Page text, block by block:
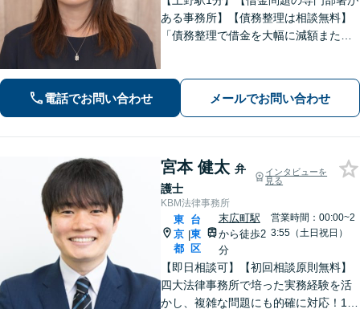
ある事務所】【債務整理は相談無料】
「債務整理で借金を大幅に減額または
さまに代わって全力で交渉し、賠償金
アップを目指します！」【休日・夜間
電話でお問い合わせ メールでお問い合わせ
宮本 健太 弁
護士
インタビューを
見る
KBM法律事務所
東
京
都
|
台
東
区
末広町駅
から徒歩2
分
営業時間：00:00~2
3:55（土日祝日）
【即日相談可】【初回相談原則無料】
四大法律事務所で培った実務経験を活
かし、複雑な問題にも的確に対応！1日